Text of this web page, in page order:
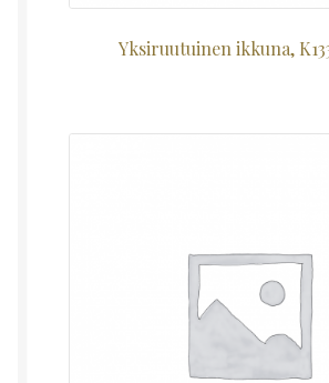
Yksiruutuinen ikkuna,